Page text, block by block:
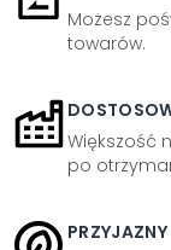
Możesz
towarów.
Większość
po